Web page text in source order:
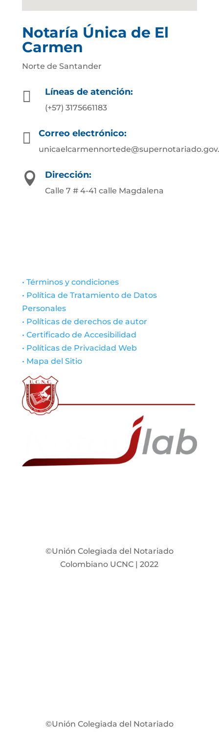
Notaría Única de El
Carmen
Norte de Santander
 Líneas de atención:
(+57) 3175661183
 Correo electrónico:
 Dirección:
Calle 7 # 4-41 calle Magdalena
• Términos y condiciones
• Política de Tratamiento de Datos
Personales
• Políticas de derechos de autor
• Certificado de Accesibilidad
• Políticas de Privacidad Web
• Mapa del Sitio
©Unión Colegiada del Notariado
Colombiano UCNC | 2022
©Unión Colegiada del Notariado